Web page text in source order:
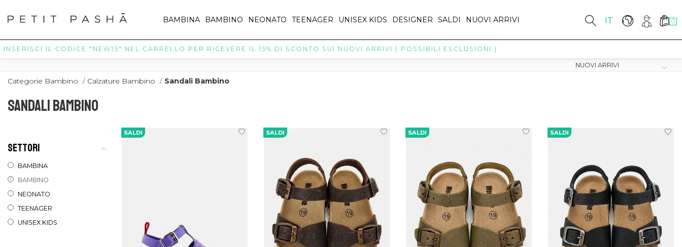
IT 0
BAMBINA BAMBINO NEONATO TEENAGER UNISEX KIDS DESIGNER SALDI NUOVI ARRIVI
IL CODICE "NEW15" NEL CARRELLO PER RICEVERE IL 15% DI SCONTO SUI NUOVI ARRIVI ( POSSIBILI ESCLUSIONI )
Categorie Bambino / Calzature Bambino / Sandali Bambino
SANDALI BAMBINO
SETTORI
BAMBINA
BAMBINO
NEONATO
TEENAGER
UNISEX KIDS
SALDI SALDI SALDI SALDI